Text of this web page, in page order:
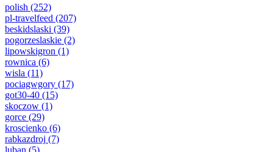
polish (252)
pl-travelfeed (207)
beskidslaski (39)
pogorzeslaskie (2)
lipowskigron (1)
rownica (6)
wisla (11)
pociagwgory (17)
got30-40 (15)
skoczow (1)
gorce (29)
kroscienko (6)
rabkazdroj (7)
luban (5)